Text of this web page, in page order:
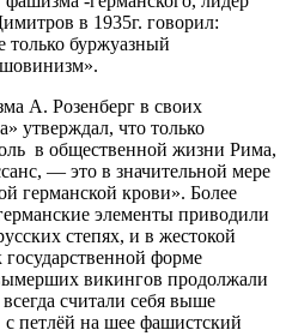
в 1935г. говорил:
только буржуазный
А. Розенберг в своих
утверждал, что только
в общественной жизни Рима,
— это в значительной мере
германской крови». Более
элементы приводили
степях, и в жестокой
форме
викингов продолжали
считали себя выше
петлёй на шее фашистский